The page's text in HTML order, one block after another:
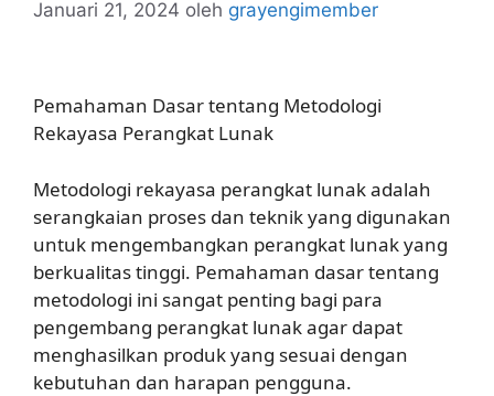
Januari 21, 2024 oleh grayengimember
Pemahaman Dasar tentang Metodologi
Rekayasa Perangkat Lunak
Metodologi rekayasa perangkat lunak adalah
serangkaian proses dan teknik yang digunakan
untuk mengembangkan perangkat lunak yang
berkualitas tinggi. Pemahaman dasar tentang
metodologi ini sangat penting bagi para
pengembang perangkat lunak agar dapat
menghasilkan produk yang sesuai dengan
kebutuhan dan harapan pengguna.